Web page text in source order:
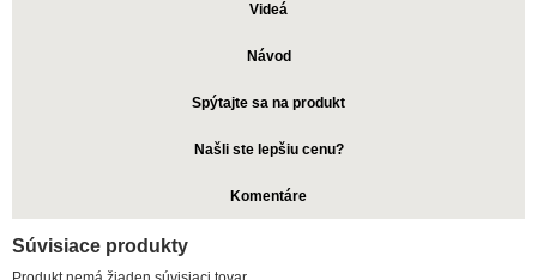
Videá
Návod
Spýtajte sa na produkt
Našli ste lepšiu cenu?
Komentáre
Súvisiace produkty